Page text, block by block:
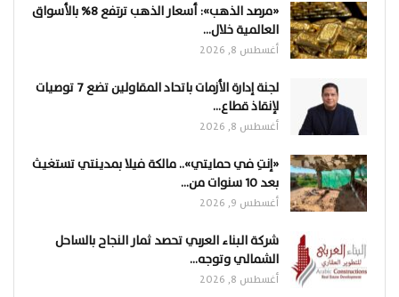
«مرصد الذهب»: أسعار الذهب ترتفع 8% بالأسواق
العالمية خلال…
أغسطس 8, 2026
لجنة إدارة الأزمات باتحاد المقاولين تضع 7 توصيات
لإنقاذ قطاع…
أغسطس 8, 2026
«إنتِ في حمايتي».. مالكة فيلا بمدينتي تستغيث
بعد 10 سنوات من…
أغسطس 9, 2026
شركة البناء العربي تحصد ثمار النجاح بالساحل
الشمالي وتوجه…
أغسطس 8, 2026